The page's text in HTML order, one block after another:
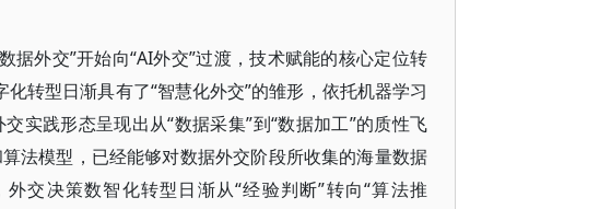
据外交”开始向“AI外交”过渡，技术赋能的核心定位转
转型日渐具有了“智慧化外交”的雏形，依托机器学习
实践形态呈现出从“数据采集”到“数据加工”的质性飞
法模型，已经能够对数据外交阶段所收集的海量数据
交决策数智化转型日渐从“经验判断”转向“算法推